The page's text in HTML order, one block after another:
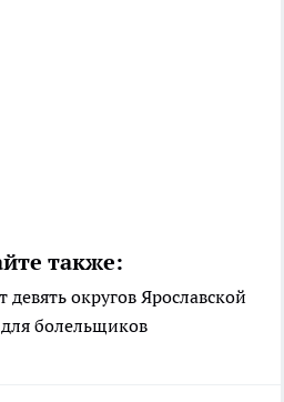
также:
девять округов Ярославской
болельщиков